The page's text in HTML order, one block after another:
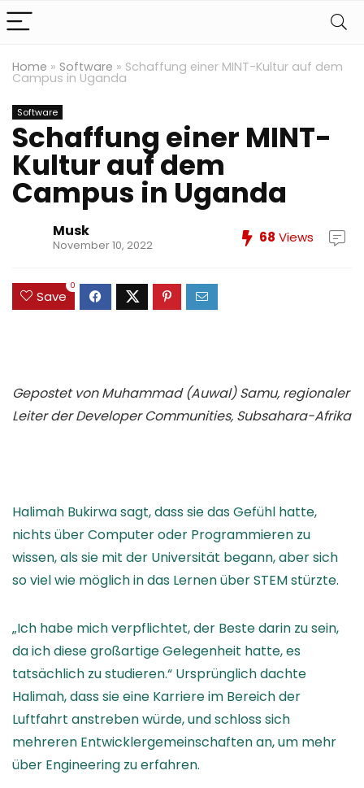
Home » Software » Schaffung einer MINT-Kultur auf dem
Campus in Uganda
Software
Schaffung einer MINT-
Kultur auf dem
Campus in Uganda
Musk
November 10, 2022 68 Views
Save
0
Gepostet von Muhammad (Auwal) Samu, regionaler
Leiter der Developer Communities, Subsahara-Afrika
Halimah Bukirwa sagt, dass sie das Gefühl hatte,
nichts über Computer oder Programmieren zu
wissen, als sie mit der Universität begann, aber sich
so viel wie möglich in das Lernen über STEM stürzte.
„Ich habe mich verpflichtet, der Beste darin zu sein,
da ich diese großartige Gelegenheit hatte, es
tatsächlich zu studieren.“ Ursprünglich dachte
Halimah, dass sie eine Karriere im Bereich der
Luftfahrt anstreben würde, und schloss sich
mehreren Entwicklergemeinschaften an, um mehr
über Engineering zu erfahren.